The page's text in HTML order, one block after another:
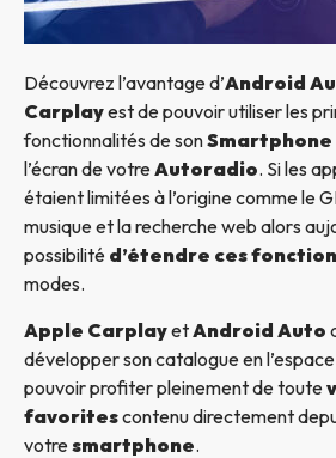
Découvrez l’avantage d’Android
Carplayest de pouvoir utiliser les
fonctionnalités de sonSmartphone
l’écran de votreAutoradio. Si les
étaient limitées à l’origine comme le
musique et la recherche web alors
possibilité d’étendre ces
modes.
Apple CarplayetAndroid Auto
développer son catalogue en
pouvoir profiter pleinement de toute
favoritescontenu directement
votresmartphone.